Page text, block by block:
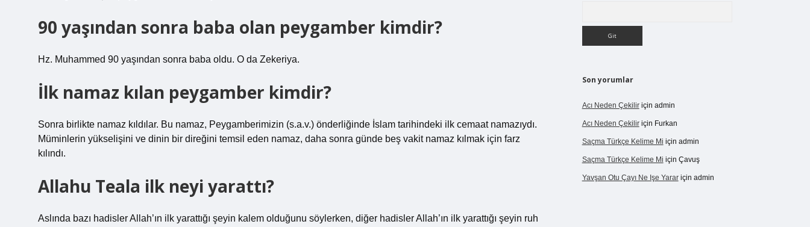
90 yaşından sonra baba olan peygamber kimdir?
Hz. Muhammed 90 yaşından sonra baba oldu. O da Zekeriya.
İlk namaz kılan peygamber kimdir?
Sonra birlikte namaz kıldılar. Bu namaz, Peygamberimizin (s.a.v.) önderliğinde İslam tarihindeki ilk cemaat namazıydı.
Müminlerin yükselişini ve dinin bir direğini temsil eden namaz, daha sonra günde beş vakit namaz kılmak için farz
kılındı.
Allahu Teala ilk neyi yarattı?
Aslında bazı hadisler Allah’ın ilk yarattığı şeyin kalem olduğunu söylerken, diğer hadisler Allah’ın ilk yarattığı şeyin ruh
Son yorumlar
Acı Neden Çekiliriçin admin
Acı Neden Çekiliriçin Furkan
Saçma Türkçe Kelime Mi için admin
Saçma Türkçe Kelime Mi için Çavuş
Yavşan Otu Çayı Ne Işe Yarariçin admin